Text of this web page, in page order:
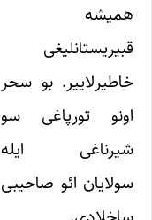
همیشه
قبیریستانلیغی
خاطیرلاییر. بو سحر
اونو تورپاغی سو
شیرناغی ایله
سولایان ائو صاحیبی